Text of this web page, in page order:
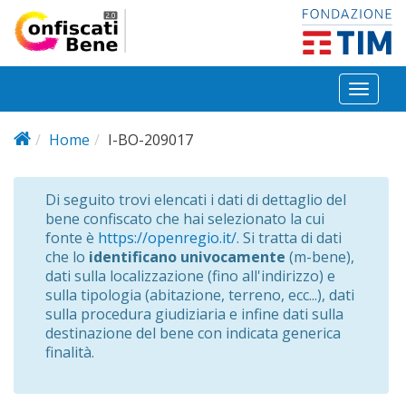
Salta al contenuto principale
Toggle
Home
I-BO-209017
Di seguito trovi elencati i dati di dettaglio del
bene confiscato che hai selezionato la cui
fonte è https://openregio.it/. Si tratta di dati
che lo identificano univocamente (m-bene),
dati sulla localizzazione (fino all'indirizzo) e
sulla tipologia (abitazione, terreno, ecc...), dati
sulla procedura giudiziaria e infine dati sulla
destinazione del bene con indicata generica
finalità.